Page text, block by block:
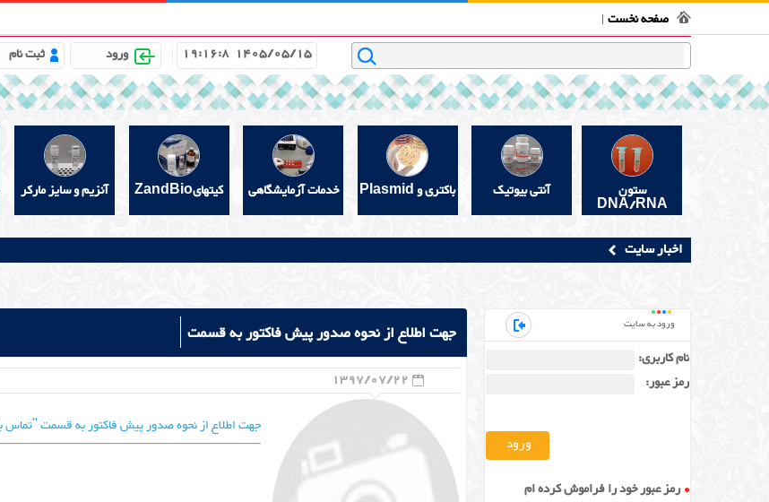
صفحه نخست
1405/05/15
19:16:8 ورود ثبت نام
ستون
DNA/RNA
آنتی بیوتیک باکتری و Plasmid خدمات آزمایشگاهی کیتهایZandBio آنزیم و سایز مارکر
اخبار سایت
جهت اطلاع از نحوه صدور پیش فاکتور به قسمت
"تماس با ما " مراجعه فرمایید
1397/07/22
جهت اطلاع از نحوه صدور پیش فاکتور به قسمت "تماس
ورود به سایت
نام کاربری:
رمز عبور:
رمز عبور خود را فراموش کرده ام